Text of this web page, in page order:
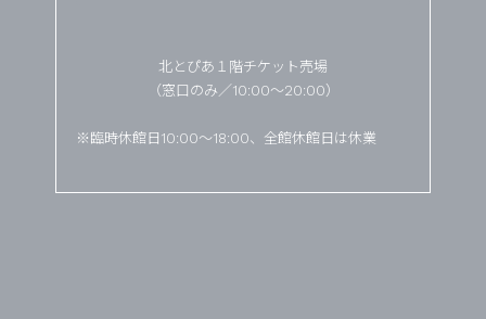
北とぴあ１階チケット売場
（窓口のみ／10:00～20:00）
※臨時休館日10:00～18:00、全館休館日は休業